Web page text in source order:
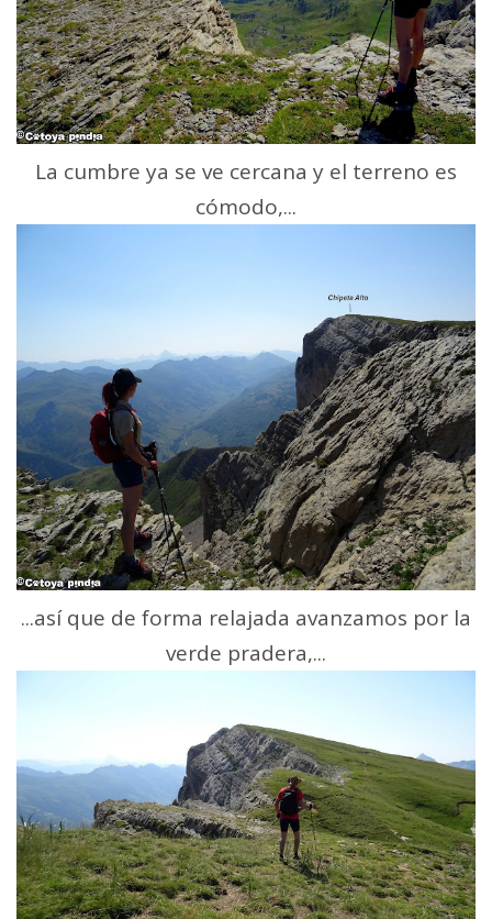
La cumbre ya se ve cercana y el terreno es
cómodo,...
...así que de forma relajada avanzamos por la
verde pradera,...